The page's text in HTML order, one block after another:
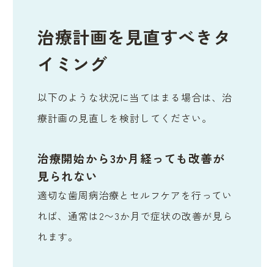
治療計画を見直すべきタ
イミング
以下のような状況に当てはまる場合は、治
療計画の見直しを検討してください。
治療開始から3か月経っても改善が
見られない
適切な歯周病治療とセルフケアを行ってい
れば、通常は2〜3か月で症状の改善が見ら
れます。